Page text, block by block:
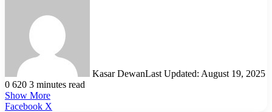
Kasar DewanLast Updated: August 19, 2025
0 620 3 minutes read
Show More
Facebook X